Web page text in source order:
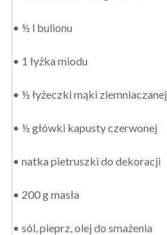
• ½ l bulionu
• 1 łyżka miodu
• ½ łyżeczki mąki ziemniaczanej
• ½ główki kapusty czerwonej
• natka pietruszki do dekoracji
• 200 g masła
• sól, pieprz, olej do smażenia